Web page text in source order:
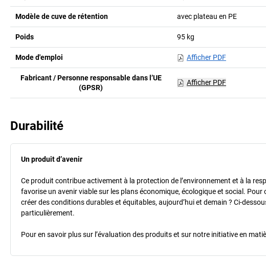
Modèle de cuve de rétention avec plateau en PE
Poids 95 kg
Mode d'emploi Afficher PDF
Fabricant / Personne responsable dans l’UE
(GPSR)
Afficher PDF
Durabilité
Un produit d’avenir
Ce produit contribue activement à la protection de l’environnement et à la
favorise un avenir viable sur les plans économique, écologique et social.
créer des conditions durables et équitables, aujourd’hui et demain ? Ci-
particulièrement.
Pour en savoir plus sur l’évaluation des produits et sur notre initiative en